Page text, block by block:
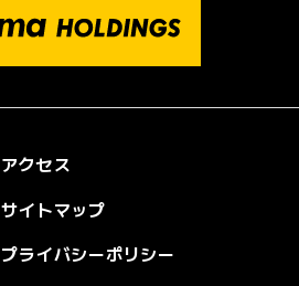
アクセス
サイトマップ
プライバシーポリシー